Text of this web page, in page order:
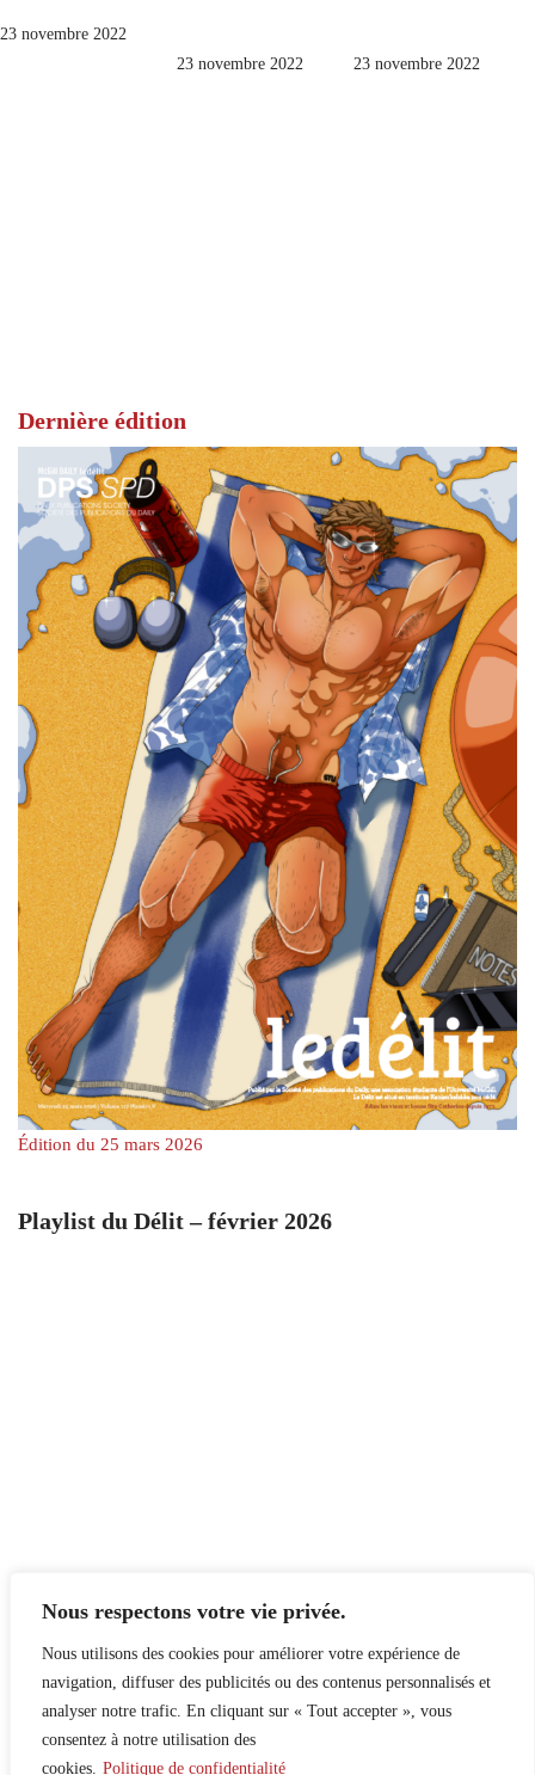
Nous respectons votre vie privée.
Nous utilisons des cookies pour améliorer votre expérience de
navigation, diffuser des publicités ou des contenus personnalisés et
analyser notre trafic. En cliquant sur « Tout accepter », vous
consentez à notre utilisation des
cookies. Politique de confidentialité
23 novembre 2022
23 novembre 2022 23 novembre 2022
Dernière édition
Édition du 25 mars 2026
Playlist du Délit – février 2026